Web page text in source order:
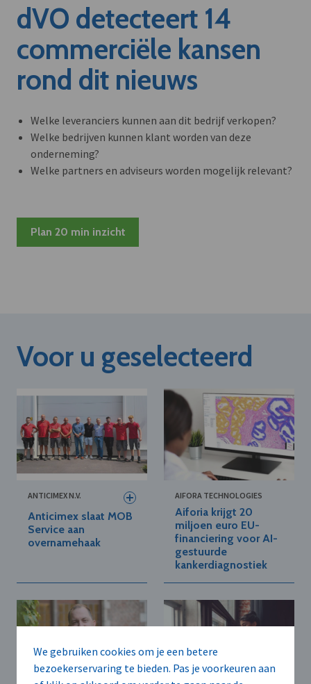
We gebruiken cookies om je een betere
bezoekerservaring te bieden. Pas je voorkeuren aan
dVO detecteert 14
commerciële kansen
rond dit nieuws
Welke leveranciers kunnen aan dit bedrijf verkopen?
Welke bedrijven kunnen klant worden van deze
onderneming?
Welke partners en adviseurs worden mogelijk relevant?
Plan 20 min inzicht
Voor u geselecteerd
ANTICIMEX N.V.
Anticimex slaat MOB
Service aan
overnamehaak
AIFORA TECHNOLOGIES
Aiforia krijgt 20
miljoen euro EU-
financiering voor AI-
gestuurde
kankerdiagnostiek